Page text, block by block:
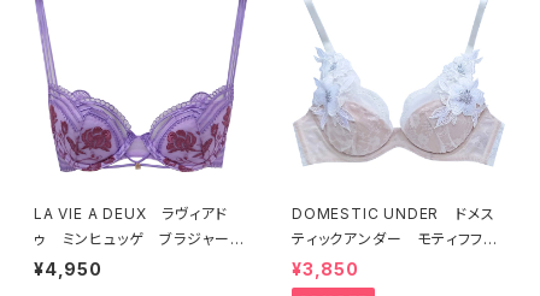
LA VIE A DEUX ラヴィアド
ゥ ミンヒュッゲ ブラジャー
（ライラック）BRA LILAC 2249
¥4,950
DOMESTIC UNDER ドメス
ティックアンダー モティフフル
ール ブラジャー（オフホワイ
ト）D2255
¥3,850